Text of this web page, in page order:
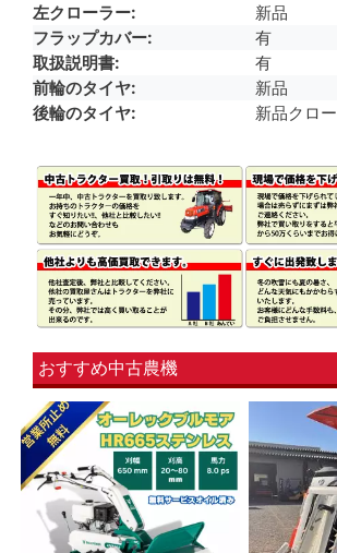
左クローラー
新品
フラップカバー
有
取扱説明書
有
前輪のタイヤ
新品
後輪のタイヤ
新品クロ
おすすめ中古農機